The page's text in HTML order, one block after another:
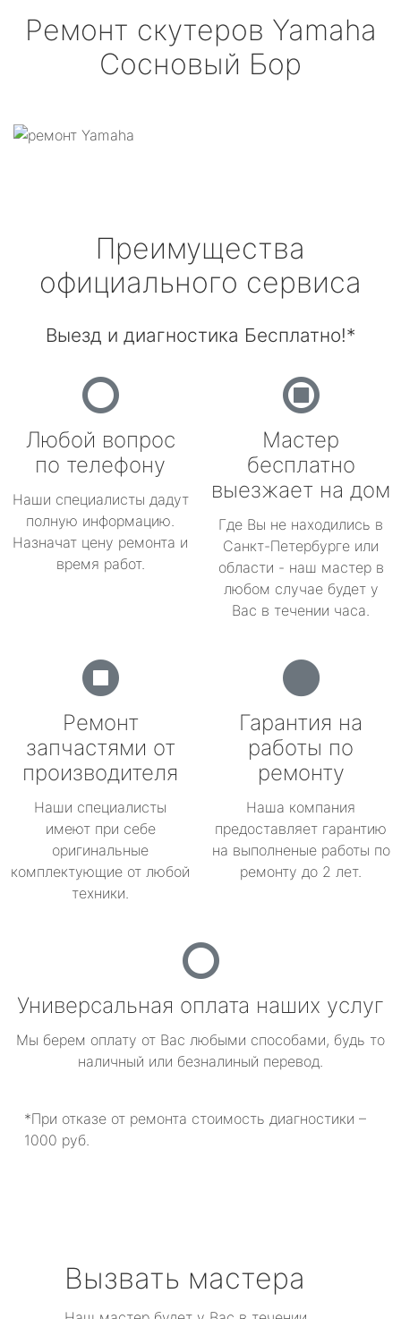
Ремонт скутеров Yamaha
Сосновый Бор
Преимущества
официального сервиса
Выезд и диагностика Бесплатно!*
Любой вопрос
по телефону
Наши специалисты дадут
полную информацию.
Назначат цену ремонта и
время работ.
Мастер
бесплатно
выезжает на дом
Где Вы не находились в
Санкт-Петербурге или
области - наш мастер в
любом случае будет у
Вас в течении часа.
Ремонт
запчастями от
производителя
Наши специалисты
имеют при себе
оригинальные
комплектующие от любой
техники.
Гарантия на
работы по
ремонту
Наша компания
предоставляет гарантию
на выполненые работы по
ремонту до 2 лет.
Универсальная оплата наших услуг
Мы берем оплату от Вас любыми способами, будь то
наличный или безналиный перевод.
*При отказе от ремонта стоимость диагностики –
1000 руб.
Вызвать мастера